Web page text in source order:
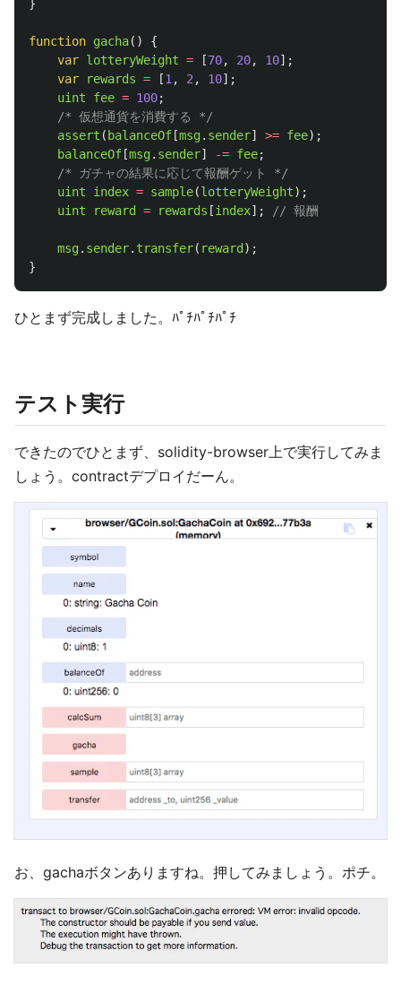
}
function gacha()
{
var lotteryWeight = [70, 20, 10];
var
rewards = [1 , 2 , 10];
uint
fee = 100;
/* 仮想通貨を消費する */
assert ( balanceOf [msg. sender] >= fee);
balanceOf [msg. sender] -= fee;
/* ガチャの結果に応じて報酬ゲット */
uint
index = sample(lotteryWeight);
uint
reward = rewards [index]; // 報酬
msg. sender. transfer( reward );
}
ひとまず完成しました。ﾊﾟﾁﾊﾟﾁﾊﾟﾁ
テスト実行
できたのでひとまず、solidity-browser上で実行してみま
しょう。contractデプロイだーん。
お、gachaボタンありますね。押してみましょう。ポチ。